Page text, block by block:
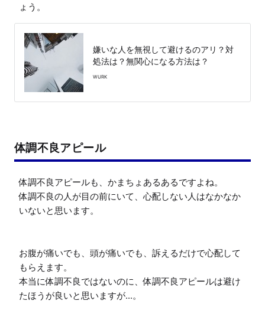
ょう。
嫌いな人を無視して避けるのアリ？対
処法は？無関心になる方法は？
WURK
体調不良アピール
体調不良アピールも、かまちょあるあるですよね。
体調不良の人が目の前にいて、心配しない人はなかなか
いないと思います。
お腹が痛いでも、頭が痛いでも、訴えるだけで心配して
もらえます。
本当に体調不良ではないのに、体調不良アピールは避け
たほうが良いと思いますが...。